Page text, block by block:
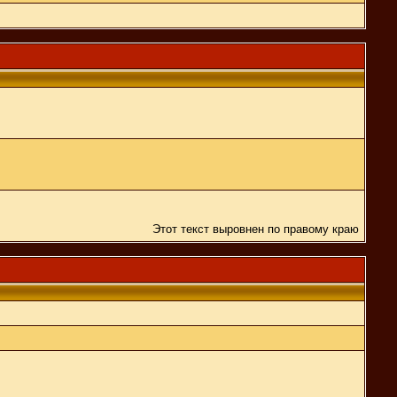
Этот текст выровнен по правому краю